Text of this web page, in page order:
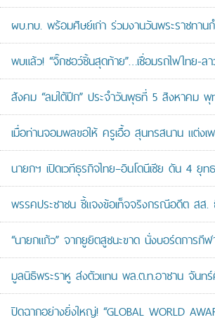
ผบ.ทบ. พร้อมศิษย์เก่า ร่วมงานวันพระราชทา
พบแล้ว! “จิ๊กซอว์ชิ้นสุดท้าย”…เชื่อมรถไฟไทย-ล
สังคม “ลมใต้ปีก” ประจำวันพุธที่ 5 สิงหาคม พุ
เมื่อท่านจอมพลขอให้ ครูเอื้อ สุนทรสนาน แต่งเพ
นายกฯ เปิดเวทีธุรกิจไทย–อินโดนีเซีย ดัน 4
พรรคประชาชน ชี้แจงข้อเท็จจริงกรณีอดีต สส.
“นายกแก้ว” จากยูยิตสูชนะขาด นั่งบอร์ดการกี
มูลนิธิพระราหู ส่งตัวแทน พล.ต.ท.อาชาน จันท
ปิดฉากอย่างยิ่งใหญ่! “GLOBAL WORLD